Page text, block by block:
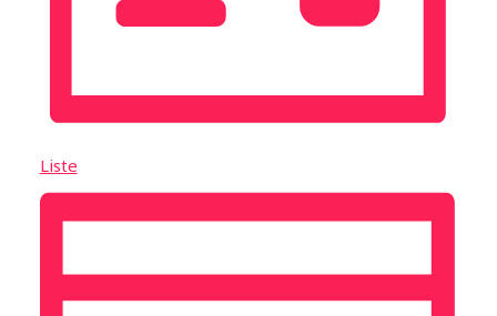
Liste